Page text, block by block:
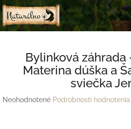
Prejsť
na
obsah
Bylinková záhrada
Materina dúška a
sviečka
Priemerné
Neohodnotené Podrobnosti hodnotenia